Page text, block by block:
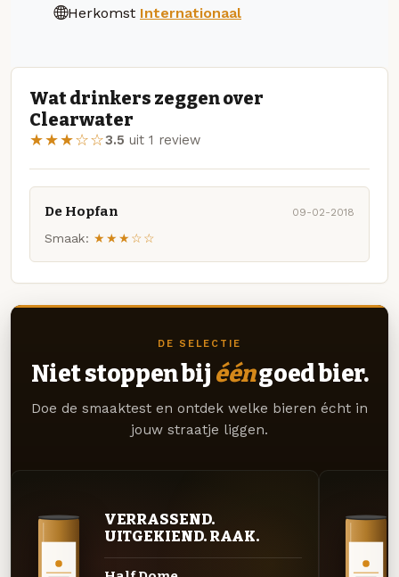
Herkomst Internationaal
Wat drinkers zeggen over
Clearwater
★★★☆☆3.5 uit 1 review
De Hopfan 09-02-2018
Smaak: ★★★☆☆
DE SELECTIE
Niet stoppen bij ééngoed bier.
Doe de smaaktest en ontdek welke bieren écht in
jouw straatje liggen.
VERRASSEND.
UITGEKIEND. RAAK.